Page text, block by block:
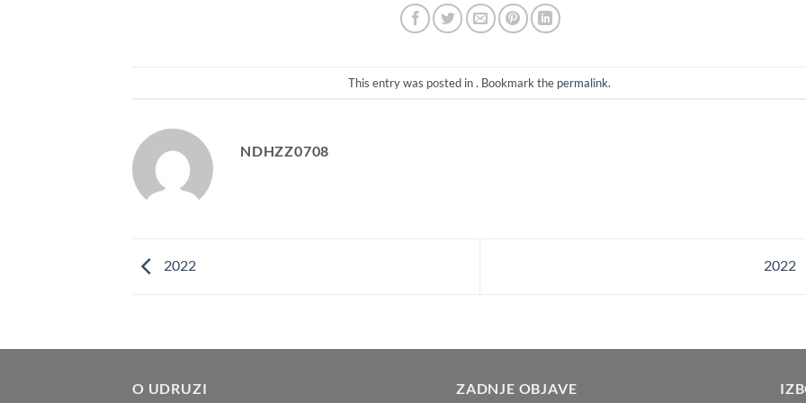
This entry was posted in . Bookmark the permalink.
NDHZZ0708
2022 2022
O UDRUZI ZADNJE OBJAVE